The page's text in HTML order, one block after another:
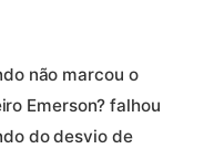
não marcou o
Emerson? falhou
do desvio de